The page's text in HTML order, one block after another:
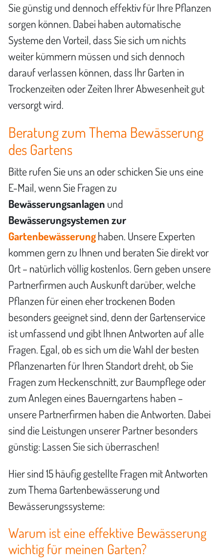
Sie günstig und dennoch effektiv für Ihre Pflanzen
sorgen können. Dabei haben automatische
Systeme den Vorteil, dass Sie sich um nichts
weiter kümmern müssen und sich dennoch
darauf verlassen können, dass Ihr Garten in
Trockenzeiten oder Zeiten Ihrer Abwesenheit gut
versorgt wird.
Beratung zum Thema Bewässerung
des Gartens
Bitte rufen Sie uns an oder schicken Sie uns eine
E-Mail, wenn Sie Fragen zu
Bewässerungsanlagen und
Bewässerungsystemen zur
Gartenbewässerunghaben. Unsere Experten
kommen gern zu Ihnen und beraten Sie direkt vor
Ort – natürlich völlig kostenlos. Gern geben unsere
Partnerfirmen auch Auskunft darüber, welche
Pflanzen für einen eher trockenen Boden
besonders geeignet sind, denn der Gartenservice
ist umfassend und gibt Ihnen Antworten auf alle
Fragen. Egal, ob es sich um die Wahl der besten
Pflanzenarten für Ihren Standort dreht, ob Sie
Fragen zum Heckenschnitt, zur Baumpflege oder
zum Anlegen eines Bauerngartens haben –
unsere Partnerfirmen haben die Antworten. Dabei
sind die Leistungen unserer Partner besonders
günstig: Lassen Sie sich überraschen!
Hier sind 15 häufig gestellte Fragen mit Antworten
zum Thema Gartenbewässerung und
Bewässerungssysteme:
Warum ist eine effektive Bewässerung
wichtig für meinen Garten?